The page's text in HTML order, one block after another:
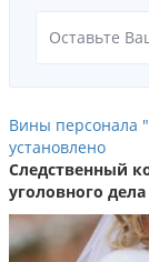
Вины персонала
установлено
Следственный
уголовного